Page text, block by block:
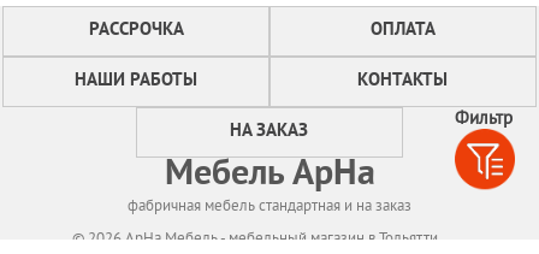
Фильтр
РАССРОЧКА ОПЛАТА
НАШИ РАБОТЫ КОНТАКТЫ
НА ЗАКАЗ
Мебель АрНа
фабричная мебель стандартная и на заказ
© 2026 АрНа Мебель - мебельный магазин в Тольятти